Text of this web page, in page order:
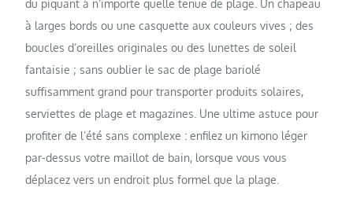
du piquant à n’importe quelle tenue de plage. Un chapeau
à larges bords ou une casquette aux couleurs vives ; des
boucles d’oreilles originales ou des lunettes de soleil
fantaisie ; sans oublier le sac de plage bariolé
suffisamment grand pour transporter produits solaires,
serviettes de plage et magazines. Une ultime astuce pour
profiter de l’été sans complexe : enfilez un kimono léger
par-dessus votre maillot de bain, lorsque vous vous
déplacez vers un endroit plus formel que la plage.